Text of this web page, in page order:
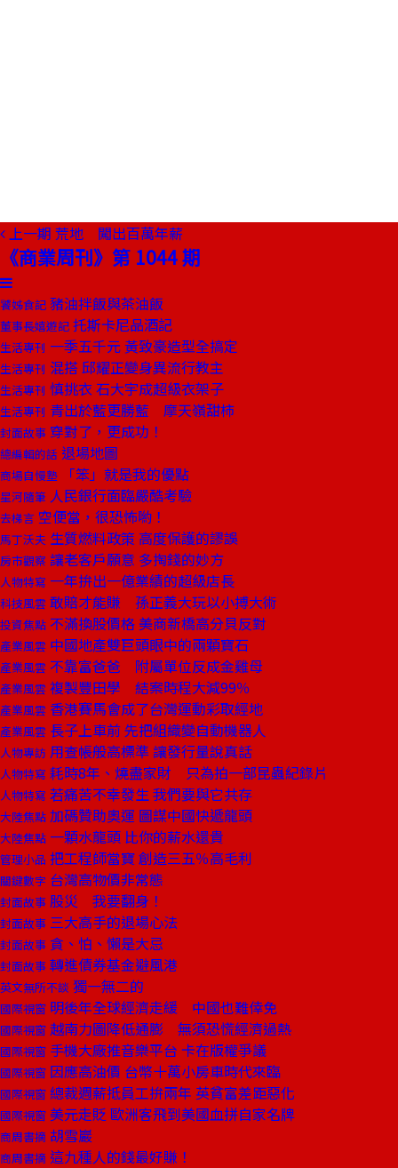
上一期 荒地 闖出百萬年薪
《商業周刊》第 1044 期
饕姊食記 豬油拌飯與茶油飯
董事長嬉遊記 托斯卡尼品酒記
生活專刊 一季五千元 黃致豪造型全搞定
生活專刊 混搭 邱耀正變身異流行教主
生活專刊 慎挑衣 石大宇成超級衣架子
生活專刊 青出於藍更勝藍 摩天嶺甜柿
封面故事 穿對了，更成功！
總編輯的話 退場地圖
商場自慢塾 「笨」就是我的優點
星河隨筆 人民銀行面臨嚴酷考驗
去梯言 空便當，很恐怖喲！
馬丁沃夫 生質燃料政策 高度保護的謬誤
房市觀察 讓老客戶願意 多掏錢的妙方
人物特寫 一年拚出一億業績的超級店長
科技風雲 敢賠才能賺 孫正義大玩以小搏大術
投資焦點 不滿換股價格 美商新橋高分貝反對
產業風雲 中國地產雙巨頭眼中的兩顆寶石
產業風雲 不靠富爸爸 附屬單位反成金雞母
產業風雲 複製豐田學 結案時程大減99％
產業風雲 香港賽馬會成了台灣運動彩取經地
產業風雲 長子上車前 先把組織變自動機器人
人物專訪 用查帳般高標準 讓發行量說真話
人物特寫 耗時8年、燒盡家財 只為拍一部昆蟲紀錄片
人物特寫 若痛苦不幸發生 我們要與它共存
大陸焦點 加碼贊助奧運 圖謀中國快遞龍頭
大陸焦點 一顆水龍頭 比你的薪水還貴
管理小品 把工程師當寶 創造三五％高毛利
關鍵數字 台灣高物價非常態
封面故事 股災 我要翻身！
封面故事 三大高手的退場心法
封面故事 貪、怕、懶是大忌
封面故事 轉進債券基金避風港
英文無所不談 獨一無二的
國際視窗 明後年全球經濟走緩 中國也難倖免
國際視窗 越南力圖降低通膨 無須恐慌經濟過熱
國際視窗 手機大廠推音樂平台 卡在版權爭議
國際視窗 因應高油價 台幣十萬小房車時代來臨
國際視窗 總裁週薪抵員工拚兩年 英貧富差距惡化
國際視窗 美元走貶 歐洲客飛到美國血拼自家名牌
商周書摘 胡雪巖
商周書摘 這九種人的錢最好賺！